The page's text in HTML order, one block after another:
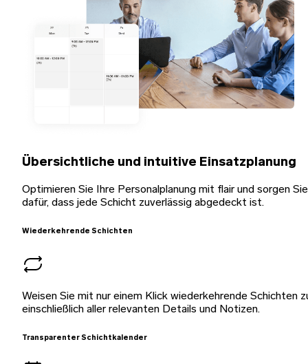
Übersichtliche und intuitive Einsatzplanung
Optimieren Sie Ihre Personalplanung mit flair und sorgen Sie
dafür, dass jede Schicht zuverlässig abgedeckt ist.
Wiederkehrende Schichten
Weisen Sie mit nur einem Klick wiederkehrende Schichten
einschließlich aller relevanten Details und Notizen.
Transparenter Schichtkalender